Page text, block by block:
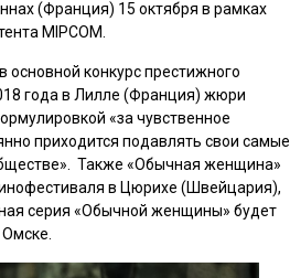
(Франция) 15 октября в рамках
MIPCOM.
конкурс престижного
года в Лилле (Франция) жюри
«за чувственное
приходится подавлять свои самые
Также «Обычная женщина»
в Цюрихе (Швейцария),
серия «Обычной женщины» будет